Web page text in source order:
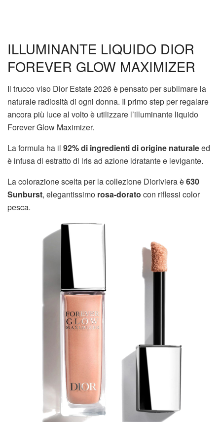
ILLUMINANTE LIQUIDO DIOR
FOREVER GLOW MAXIMIZER
Il trucco viso Dior Estate 2026 è pensato per sublimare la
naturale radiosità di ogni donna. Il primo step per regalare
ancora più luce al volto è utilizzare l’illuminante liquido
Forever Glow Maximizer.
La formula ha il 92% di ingredienti di origine naturaleed
è infusa di estratto di iris ad azione idratante e levigante.
La colorazione scelta per la collezione Dioriviera è630
Sunburst, elegantissimo rosa-dorato con riflessi color
pesca.